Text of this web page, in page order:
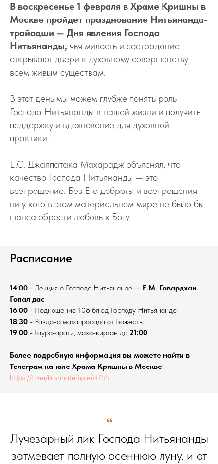
В воскресенье 1 февраля в Храме Кришны в
Москве пройдет празднование Нитьянанда-
трайодши — Дня явления Господа
Нитьянанды, чья милость и сострадание
открывают двери к духовному совершенству
всем живым существам.
В этот день мы можем глубже понять роль
Господа Нитьянанды в нашей жизни и получить
поддержку и вдохновение для духовной
практики.
Е.С. Джаяпатака Махарадж объяснял, что
качество Господа Нитьянанды — это
всепрощение. Без Его доброты и всепрощения
ни у кого в этом материальном мире не было бы
шанса обрести любовь к Богу.
Расписание
14:00 - Лекция о Господе Нитьянанде — Е.М. Говардхан
Гопал дас
16:00 - Подношение 108 блюд Господу Нитьянанде
18:30 - Раздача махапрасада от Божеств
19:00 - Гаура-арати, маха-киртан до 21:00
Более подробную информация вы можете найти в
Телеграм канале Храма Кришны в Москве:
https://t.me/krishnatemple/8755
“
Лучезарный лик Господа Нитьянанды
затмевает полную осеннюю луну, и от